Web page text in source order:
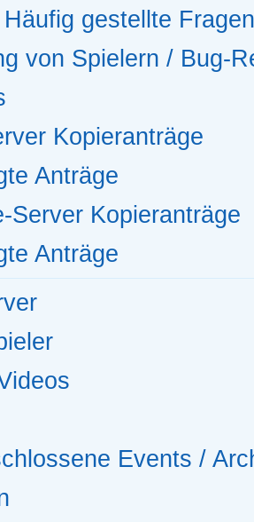
gestellte Fragen
von Spielern / Bug-
Kopieranträge
Anträge
Server Kopieranträge
Anträge
Events /